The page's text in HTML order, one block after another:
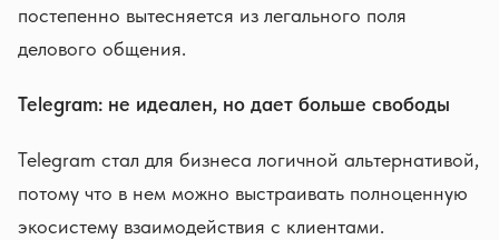
постепенно вытесняется из легального поля
делового общения.
Telegram: не идеален, но дает больше свободы
Telegram стал для бизнеса логичной альтернативой,
потому что в нем можно выстраивать полноценную
экосистему взаимодействия с клиентами.